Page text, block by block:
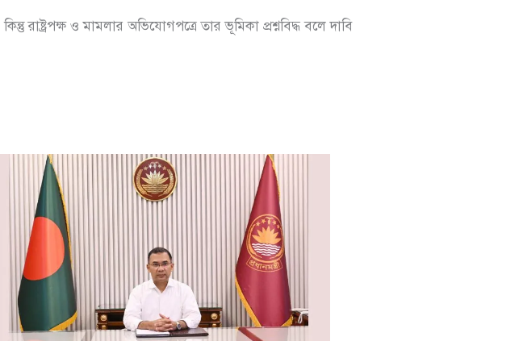
ও মামলার অভিযোগপত্রে তার ভূমিকা প্রশ্নবিদ্ধ বলে দাবি